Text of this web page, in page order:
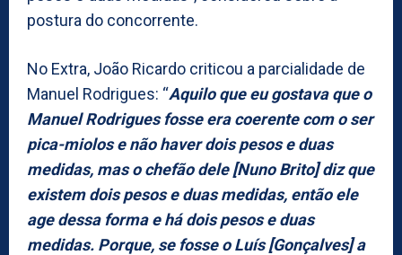
postura do concorrente.
No Extra, João Ricardo criticou a parcialidade de
Manuel Rodrigues: “Aquilo que eu gostava que o
Manuel Rodrigues fosse era coerente com o ser
pica-miolos e não haver dois pesos e duas
medidas, mas o chefão dele [Nuno Brito] diz que
existem dois pesos e duas medidas, então ele
age dessa forma e há dois pesos e duas
medidas. Porque, se fosse o Luís [Gonçalves] a